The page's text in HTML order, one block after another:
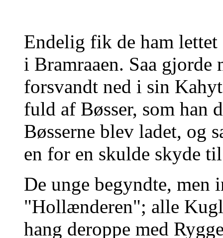
Endelig fik de ham
i Bramraaen. Saa gjorde
forsvandt ned i sin
fuld af Bøsser, som han
Bøsserne blev ladet, og
en for en skulde skyde
De unge begyndte, men
"Hollænderen"; alle
hang deroppe med